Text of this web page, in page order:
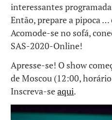
interessantes
Então, prepare a pipoca …
Acomode-se no sofá,
SAS-2020-Online!
Apresse-se! O show
de Moscou (12:00,
Inscreva-seaqui.